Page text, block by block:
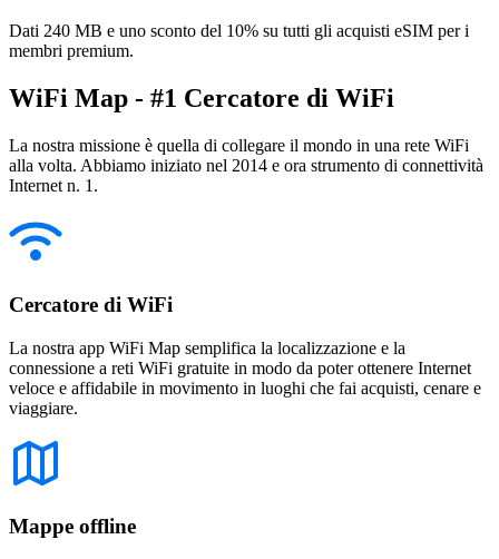
Dati 240 MB e uno sconto del 10% su tutti gli acquisti eSIM per i
membri premium.
WiFi Map - #1 Cercatore di WiFi
La nostra missione è quella di collegare il mondo in una rete WiFi
alla volta. Abbiamo iniziato nel 2014 e ora strumento di connettività
Internet n. 1.
Cercatore di WiFi
La nostra app WiFi Map semplifica la localizzazione e la
connessione a reti WiFi gratuite in modo da poter ottenere Internet
veloce e affidabile in movimento in luoghi che fai acquisti, cenare e
viaggiare.
Mappe offline